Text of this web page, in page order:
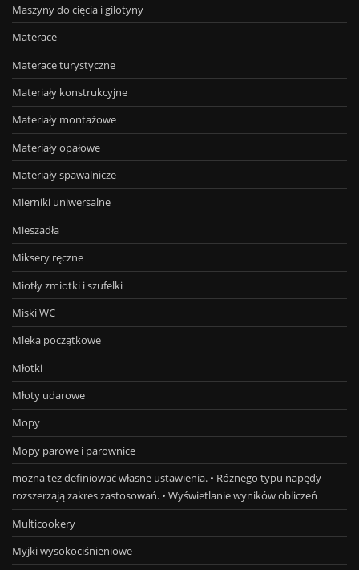
Maszyny do cięcia i gilotyny
Materace
Materace turystyczne
Materiały konstrukcyjne
Materiały montażowe
Materiały opałowe
Materiały spawalnicze
Mierniki uniwersalne
Mieszadła
Miksery ręczne
Miotły zmiotki i szufelki
Miski WC
Mleka początkowe
Młotki
Młoty udarowe
Mopy
Mopy parowe i parownice
można też definiować własne ustawienia. • Różnego typu napędy
rozszerzają zakres zastosowań. • Wyświetlanie wyników obliczeń
Multicookery
Myjki wysokociśnieniowe